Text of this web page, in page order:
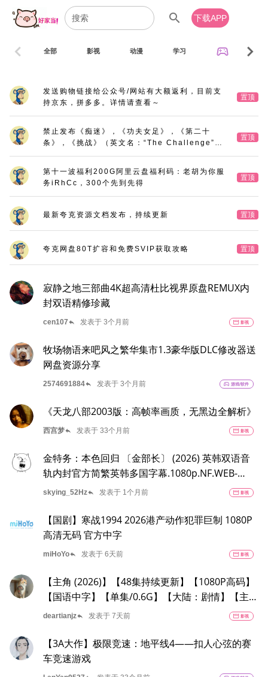
search 下载APP
全部 影视 动漫 学习 sports_esports
chevron_left chevron_right
发送购物链接给公众号/网站有大额返利，目前支
持京东，拼多多。详情请查看～
置顶
禁止发布《痴迷》，《功夫女足》，《第二十
条》，《挑战》（英文名：“The Challenge”，
又名：《深空拯救者》），《三大队》电影版
置顶
第十一波福利200G阿里云盘福利码：老胡为你服
务iRhCc，300个先到先得
置顶
最新夸克资源文档发布，持续更新 置顶
夸克网盘80T扩容和免费SVIP获取攻略 置顶
寂静之地三部曲4K超高清杜比视界原盘REMUX内
封双语精修珍藏
cen107reply 发表于 3个月前 movie 影视
牧场物语来吧风之繁华集市1.3豪华版DLC修改器送
网盘资源分享
2574691884reply 发表于 3个月前 sports_esports 游戏/软件
《天龙八部2003版：高帧率画质，无黑边全解析》
西宫梦reply 发表于 33个月前 movie 影视
金特务：本色回归 〔金部长〕 (2026) 英韩双语音
轨内封官方简繁英韩多国字幕.1080p.NF.WEB-
DL.M【单集2～3GB】
skying_52Hzreply 发表于 1个月前 movie 影视
【国剧】寒战1994 2026港产动作犯罪巨制 1080P
高清无码 官方中字
miHoYoreply 发表于 6天前 movie 影视
【主角 (2026)】【48集持续更新】【1080P高码】
【国语中字】【单集/0.6G】【大陆：剧情】【主
演: 张嘉益 / 刘浩存 / 秦海璐 】
deartianjzreply 发表于 7天前 movie 影视
【3A大作】极限竞速：地平线4——扣人心弦的赛
车竞速游戏